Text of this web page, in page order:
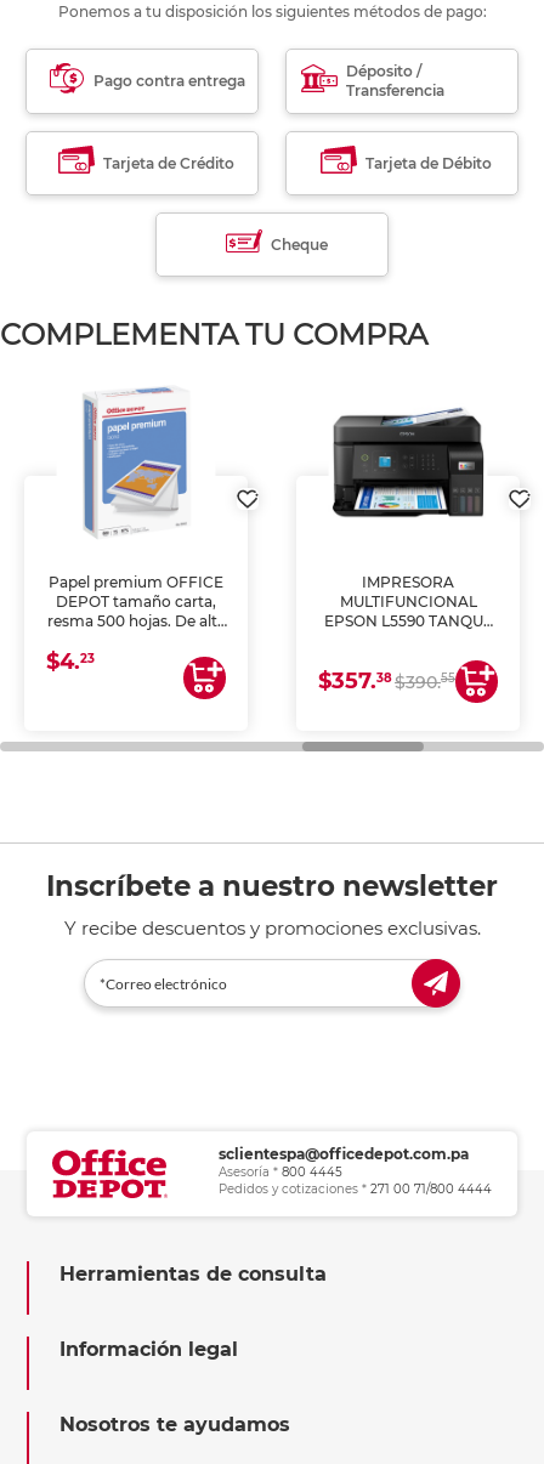
Ponemos a tu disposición los siguientes métodos de pago:
Pago contra entrega
Déposito /
Transferencia
Tarjeta de Crédito Tarjeta de Débito
Cheque
COMPLEMENTA TU COMPRA
Papel premium OFFICE
DEPOT tamaño carta,
resma 500 hojas. De alta
uniforme, ideal para
impresoras de inyección
de tinta y láser,
general de oficina.
$4.23
IMPRESORA
MULTIFUNCIONAL
EPSON L5590 TANQUE
COPIA Y ESCANEA)
$357.38$390.55
Inscríbete a nuestro newsletter
Y recibe descuentos y promociones exclusivas.
sclientespa@officedepot.com.pa
Asesoría * 800 4445
Pedidos y cotizaciones * 271 00 71/800 4444
Herramientas de consulta
Información legal
Nosotros te ayudamos